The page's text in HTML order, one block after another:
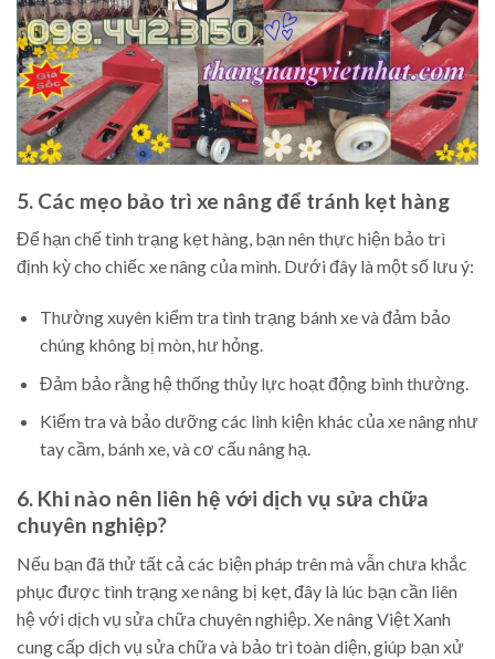
5. Các mẹo bảo trì xe nâng để tránh kẹt hàng
Để hạn chế tình trạng kẹt hàng, bạn nên thực hiện bảo trì
định kỳ cho chiếc xe nâng của mình. Dưới đây là một số lưu ý:
Thường xuyên kiểm tra tình trạng bánh xe và đảm bảo
chúng không bị mòn, hư hỏng.
Đảm bảo rằng hệ thống thủy lực hoạt động bình thường.
Kiểm tra và bảo dưỡng các linh kiện khác của xe nâng như
tay cầm, bánh xe, và cơ cấu nâng hạ.
6. Khi nào nên liên hệ với dịch vụ sửa chữa
chuyên nghiệp?
Nếu bạn đã thử tất cả các biện pháp trên mà vẫn chưa khắc
phục được tình trạng xe nâng bị kẹt, đây là lúc bạn cần liên
hệ với dịch vụ sửa chữa chuyên nghiệp. Xe nâng Việt Xanh
cung cấp dịch vụ sửa chữa và bảo trì toàn diện, giúp bạn xử